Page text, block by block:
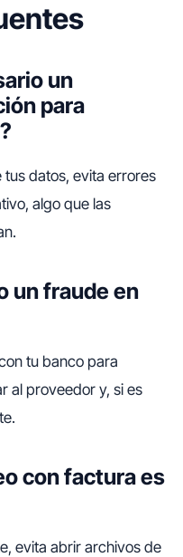
un
para
datos, evita errores
algo que las
un fraude en
tu banco para
al proveedor y, si es
con factura es
evita abrir archivos de